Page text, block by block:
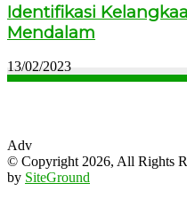
Identifikasi
Mendalam
13/02/2023
Adv
© Copyright 2026, All Rights
by SiteGround